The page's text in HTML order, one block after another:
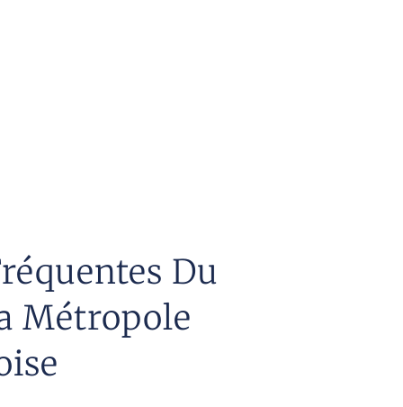
Du
Métropole